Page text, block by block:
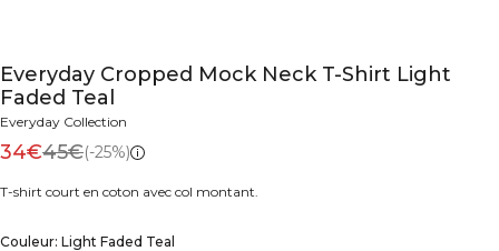
Everyday Cropped Mock Neck T-Shirt Light
Faded Teal
Everyday Collection
34€45€(-25%)
T-shirt court en coton avec col montant.
Couleur: Light Faded Teal